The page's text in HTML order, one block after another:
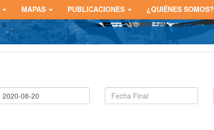
MAPAS PUBLICACIONES ¿QUIÉNES SOMOS?